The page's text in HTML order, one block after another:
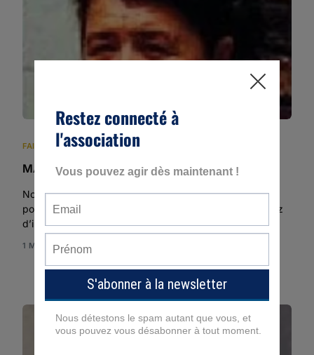
FAITS NON ÉLUCIDÉS BELGES
MARSOUL Mariette
Nous sommes une association de bénévoles et nous ne
pouvons pas récolter vos témoignages. Si vous disposez
d’informations pouvant aider à la […]
1 MIN READ